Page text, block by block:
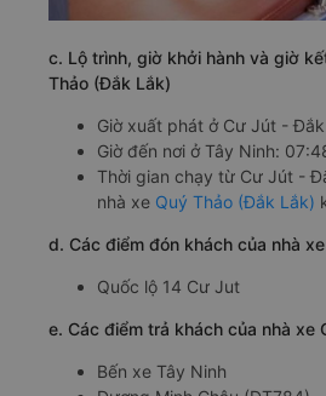
c. Lộ trình, giờ khởi hành và giờ
Thảo (Đắk Lắk)
Giờ xuất phát ở Cư Jút -
Giờ đến nơi ở Tây Ninh:
Thời gian chạy từ Cư Jút -
nhà xe Quý Thảo (Đắk Lắk)
d. Các điểm đón khách của nhà
Quốc lộ 14 Cư Jut
e. Các điểm trả khách của nhà xe
Bến xe Tây Ninh